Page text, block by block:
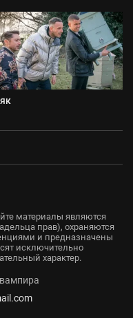
материалы являются
прав), охраняются
и предназначены
исключительно
характер.